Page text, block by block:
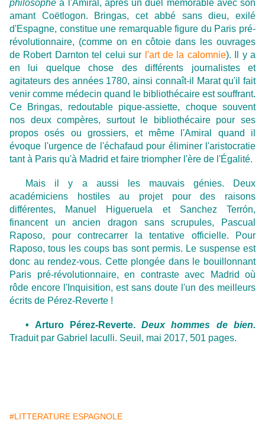
philosopheà l'Amiral, après un duel mémorable avec son
amant Coëtlogon. Bringas, cet abbé sans dieu, exilé
d'Espagne, constitue une remarquable figure du Paris pré-
révolutionnaire, (comme on en côtoie dans les ouvrages
de Robert Darnton tel celui sur l'art de la calomnie). Il y a
en lui quelque chose des différents journalistes et
agitateurs des années 1780, ainsi connaît-il Marat qu'il fait
venir comme médecin quand le bibliothécaire est souffrant.
Ce Bringas, redoutable pique-assiette, choque souvent
nos deux compères, surtout le bibliothécaire pour ses
propos osés ou grossiers, et même l'Amiral quand il
évoque l'urgence de l'échafaud pour éliminer l'aristocratie
tant à Paris qu'à Madrid et faire triompher l'ère de l'Égalité.
Mais il y a aussi les mauvais génies. Deux
académiciens hostiles au projet pour des raisons
différentes, Manuel Higueruela et Sanchez Terrón,
financent un ancien dragon sans scrupules, Pascual
Raposo, pour contrecarrer la tentative officielle. Pour
Raposo, tous les coups bas sont permis. Le suspense est
donc au rendez-vous. Cette plongée dans le bouillonnant
Paris pré-révolutionnaire, en contraste avec Madrid où
rôde encore l'Inquisition, est sans doute l'un des meilleurs
écrits de Pérez-Reverte !
• Arturo Pérez-Reverte.Deux hommes de bien.
Traduit par Gabriel Iaculli. Seuil, mai 2017, 501 pages.
#LITTERATURE ESPAGNOLE